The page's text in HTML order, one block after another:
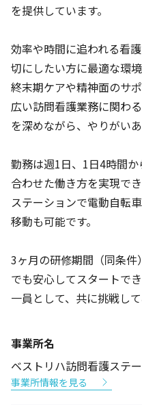
を提供しています。
効率や時間に追われる看
切にしたい方に最適な環境
終末期ケアや精神面のサ
広い訪問看護業務に関わ
を深めながら、やりがい
勤務は週1日、1日4時間
合わせた働き方を実現で
ステーションで電動自転
移動も可能です。
3ヶ月の研修期間（同条
でも安心してスタートで
一員として、共に挑戦し
事業所名
ベストリハ訪問看護ステ
事業所情報を見る